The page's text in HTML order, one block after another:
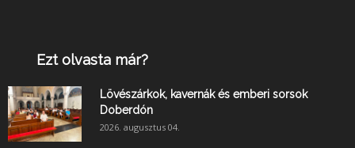
Ezt olvasta már?
Lövészárkok, kavernák és emberi sorsok
Doberdón
2026. augusztus 04.